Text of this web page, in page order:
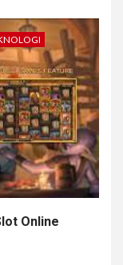
Online